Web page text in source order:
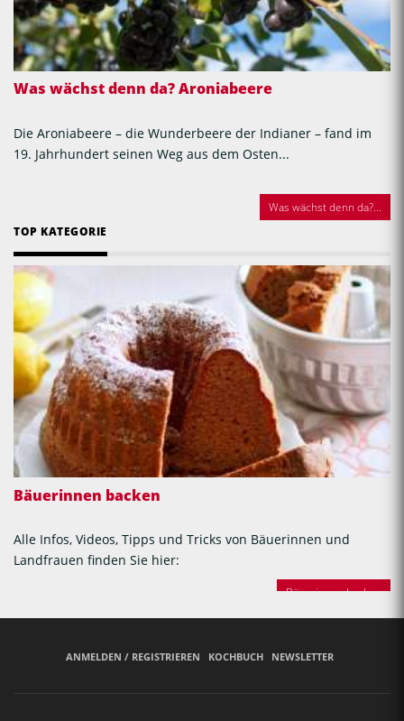
Was wächst denn da? Aroniabeere
Die Aroniabeere – die Wunderbeere der Indianer – fand im
19. Jahrhundert seinen Weg aus dem Osten...
Was wächst denn da?...
TOP KATEGORIE
Bäuerinnen backen
Alle Infos, Videos, Tipps und Tricks von Bäuerinnen und
Landfrauen finden Sie hier:
Bäuerinnen backen
ANMELDEN / REGISTRIEREN KOCHBUCH NEWSLETTER